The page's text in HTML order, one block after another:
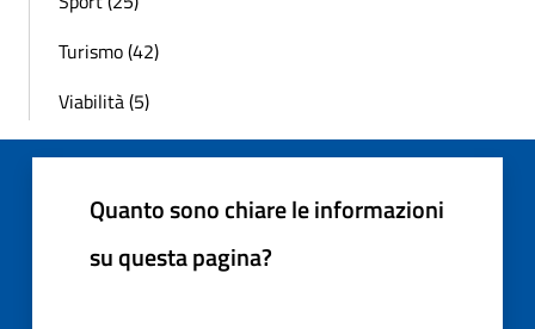
Turismo (42)
Viabilità (5)
Quanto sono chiare le informazioni
su questa pagina?